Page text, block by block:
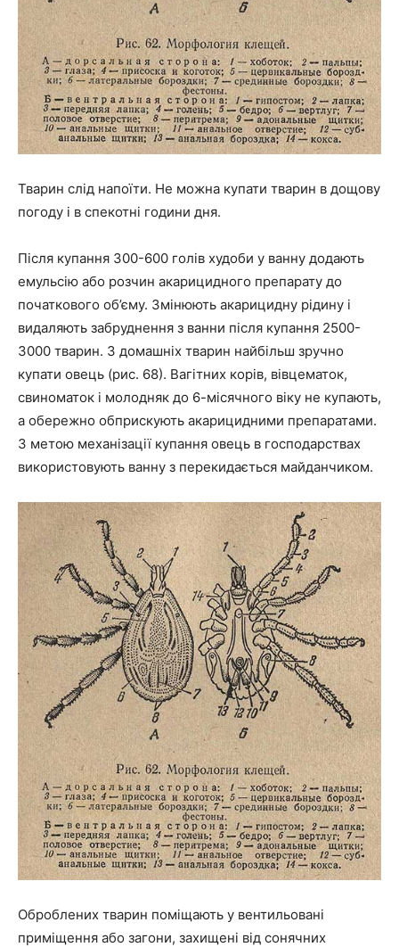
Тварин слід напоїти. Не можна купати тварин в дощову
погоду і в спекотні години дня.
Після купання 300-600 голів худоби у ванну додають
емульсію або розчин акарицидного препарату до
початкового об’єму. Змінюють акарицидну рідину і
видаляють забруднення з ванни після купання 2500-
3000 тварин. З домашніх тварин найбільш зручно
купати овець (рис. 68). Вагітних корів, вівцематок,
свиноматок і молодняк до 6-місячного віку не купають,
а обережно обприскують акарицидними препаратами.
З метою механізації купання овець в господарствах
використовують ванну з перекидається майданчиком.
Оброблених тварин поміщають у вентильовані
приміщення або загони, захищені від сонячних